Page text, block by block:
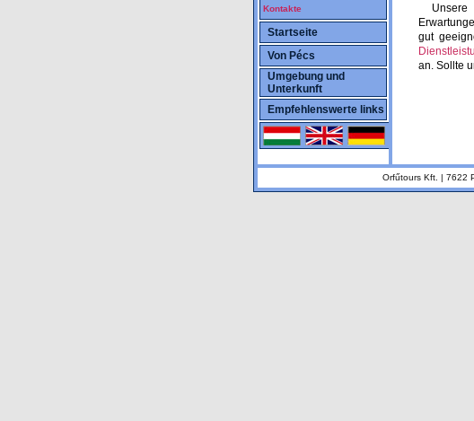
Kontakte
Startseite
Von Pécs
Umgebung und
Unterkunft
Empfehlenswerte links
Unsere
gut
an. Sollte
Orfűtours Kft. | 7622